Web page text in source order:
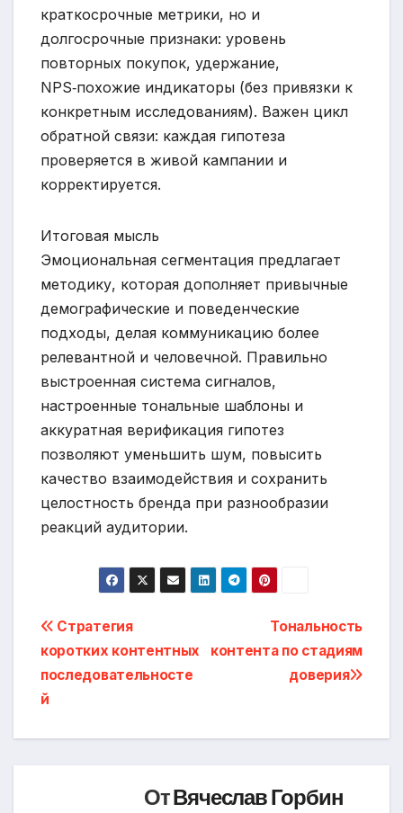
краткосрочные метрики, но и
долгосрочные признаки: уровень
повторных покупок, удержание,
NPS‑похожие индикаторы (без привязки к
конкретным исследованиям). Важен цикл
обратной связи: каждая гипотеза
проверяется в живой кампании и
корректируется.
Итоговая мысль
Эмоциональная сегментация предлагает
методику, которая дополняет привычные
демографические и поведенческие
подходы, делая коммуникацию более
релевантной и человечной. Правильно
выстроенная система сигналов,
настроенные тональные шаблоны и
аккуратная верификация гипотез
позволяют уменьшить шум, повысить
качество взаимодействия и сохранить
целостность бренда при разнообразии
реакций аудитории.
Навигация
по
записям
Тональность
контента по стадиям
доверия
Стратегия
коротких контентных
последовательносте
й
ОтВячеслав Горбин